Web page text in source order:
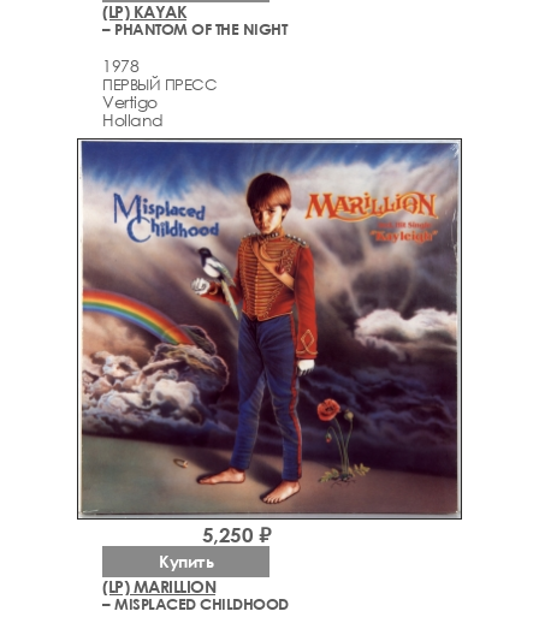
(LP) KAYAK
– PHANTOM OF THE NIGHT
1978
ПЕРВЫЙ ПРЕСС
Vertigo
Holland
(LP) MARILLION
– MISPLACED CHILDHOOD
5,250 ₽
Купить